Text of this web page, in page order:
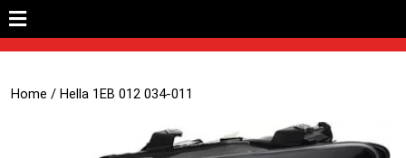
Home / Hella 1EB 012 034-011